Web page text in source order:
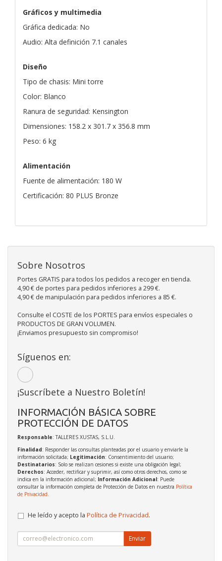
Gráficos y multimedia
Gráfica dedicada: No
Audio: Alta definición 7.1 canales
Diseño
Tipo de chasis: Mini torre
Color: Blanco
Ranura de seguridad: Kensington
Dimensiones: 158.2 x 301.7 x 356.8 mm
Peso: 6 kg
Alimentación
Fuente de alimentación: 180 W
Certificación: 80 PLUS Bronze
Sobre Nosotros
Portes GRATIS para todos los pedidos a recoger en tienda.
4,90 € de portes para pedidos inferiores a 299 €.
4,90 € de manipulación para pedidos inferiores a 85 €.
Consulte el COSTE de los PORTES para envíos especiales o
PRODUCTOS DE GRAN VOLUMEN.
¡Enviamos presupuesto sin compromiso!
Síguenos en:
¡Suscríbete a Nuestro Boletín!
INFORMACIÓN BÁSICA SOBRE
PROTECCIÓN DE DATOS
Responsable: TALLERES XUSTAS, S.L.U.
Finalidad: Responder las consultas planteadas por el usuario y enviarle la
información solicitada; Legitimación: Consentimiento del usuario;
Destinatarios: Solo se realizan cesiones si existe una obligación legal;
Derechos: Acceder, rectificar y suprimir, así como otros derechos, como se
indica en la información adicional; Información Adicional: Puede
consultar la información completa de Protección de Datos en nuestra Política
de Privacidad
He leído y acepto la Política de Privacidad.
Enviar